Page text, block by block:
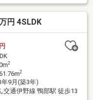
にご相談ください。
り住宅ローン減税が適
間保証・お客様に合わ
住宅ローンが初めての
】・高知市立鴨田小学
ｍ（徒歩6分/自転車2
円 4SLDK
2
2
年9月(築3年)
交通伊野線 鴨部駅 徒歩13